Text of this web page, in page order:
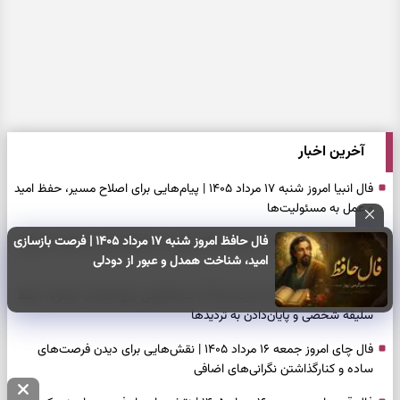
فال حافظ امروز شنبه ۱۷ مرداد ۱۴۰۵ | فرصت بازسازی
امید، شناخت همدل و عبور از دودلی
آخرین اخبار
فال انبیا امروز شنبه ۱۷ مرداد ۱۴۰۵ | پیام‌هایی برای اصلاح مسیر، حفظ امید
و عمل به مسئولیت‌ها
فال حافظ امروز شنبه ۱۷ مرداد ۱۴۰۵ | فرصت بازسازی امید، شناخت همدل
و عبور از دودلی
سلیقه شخصی و پایان‌دادن به تردیدها
فال چای امروز جمعه ۱۶ مرداد ۱۴۰۵ | نقش‌هایی برای دیدن فرصت‌های
ساده و کنارگذاشتن نگرانی‌های اضافی